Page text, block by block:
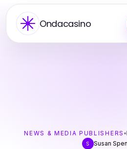
Ondacasino
NEWS & MEDIA PUBLISHERS
S
Susan